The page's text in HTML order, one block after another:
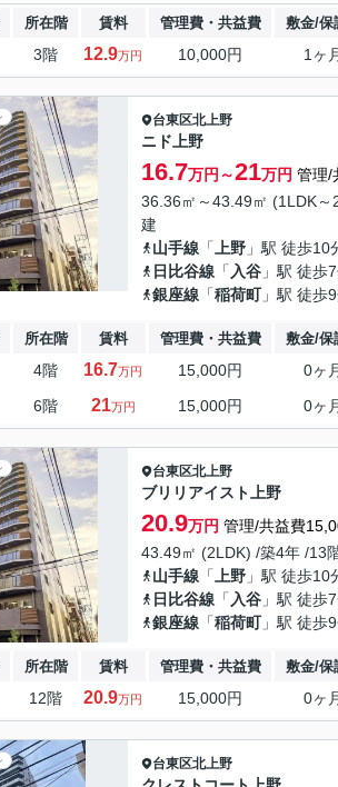
所在階 賃料 管理費・共益費 敷金/保
3階 12.9万円 10,000円 1ヶ
台東区北上野
ニド上野
16.7万円～21万円 管理/
36.36㎡～43.49㎡ (1LDK
建
山手線 「 上野 」駅 徒歩10
日比谷線 「 入谷 」駅 徒歩
銀座線 「稲荷町」駅 徒歩
所在階 賃料 管理費・共益費 敷金/保
4階 16.7万円 15,000円 0ヶ
6階 21万円 15,000円 0ヶ
台東区北上野
ブリリアイスト上野
20.9万円 管理/共益費
43.49㎡ (2LDK) /築4年 /13
山手線 「 上野 」駅 徒歩10
日比谷線 「 入谷 」駅 徒歩
銀座線 「稲荷町」駅 徒歩
所在階 賃料 管理費・共益費 敷金/保
12階 20.9万円 15,000円 0ヶ
台東区北上野